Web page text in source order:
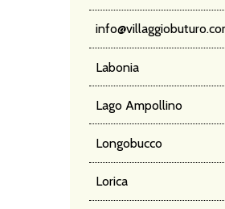
Labonia
Lago Ampollino
Longobucco
Lorica